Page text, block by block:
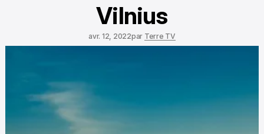
Vilnius
avr. 12, 2022par Terre TV